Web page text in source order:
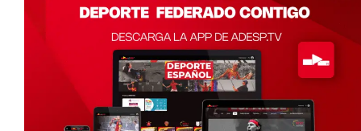
Accede a
nuestra red​